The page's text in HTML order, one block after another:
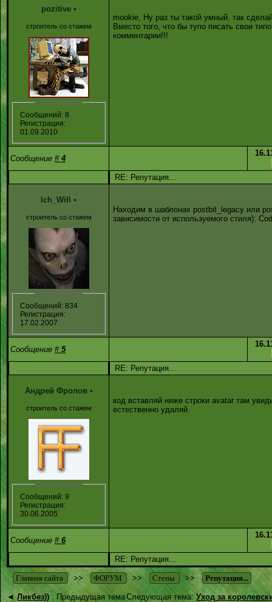
pozitive •
строитель со стажем
Статистика:
Сообщений: 8
Регистрация:
01.09.2010
mookie, Ну раз ты такой умный, так
Вместо того, что бы тупо писать свои
комментарии!!!
Сообщение # 4
RE: Репутация...
Ich_Will •
строитель со стажем
Статистика:
Сообщений: 834
Регистрация:
17.02.2007
Находим в шаблонах postbit_legacy или
зависимости от используемого стиля):
Сообщение # 5
RE: Репутация...
Андрей Фролов •
строитель со стажем
Статистика:
Сообщений: 9
Регистрация:
30.06.2005
код вставляй ниже строки avatar там
естественно удаляй.
Сообщение # 6
RE: Репутация...
Главная сайта >> ФОРУМ >> Стены >> Репутация...
◄Ликбез)): Предыдущая темаСледующая тема:Уход за